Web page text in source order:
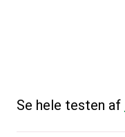
Se hele testen af